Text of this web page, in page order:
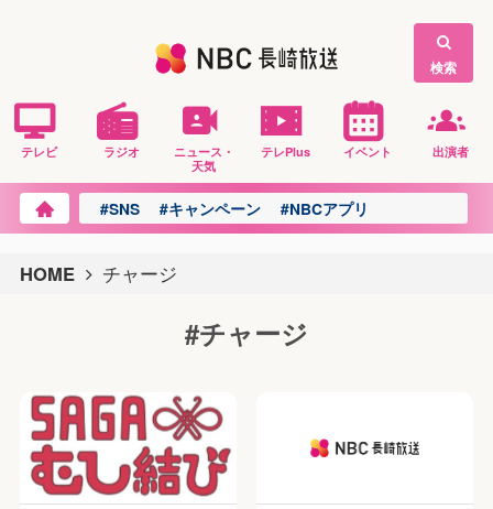
検索
テレビ ラジオ
ニュース・
天気
テレPlus イベント 出演者
#SNS #キャンペーン #NBCアプリ
HOME チャージ
#チャージ